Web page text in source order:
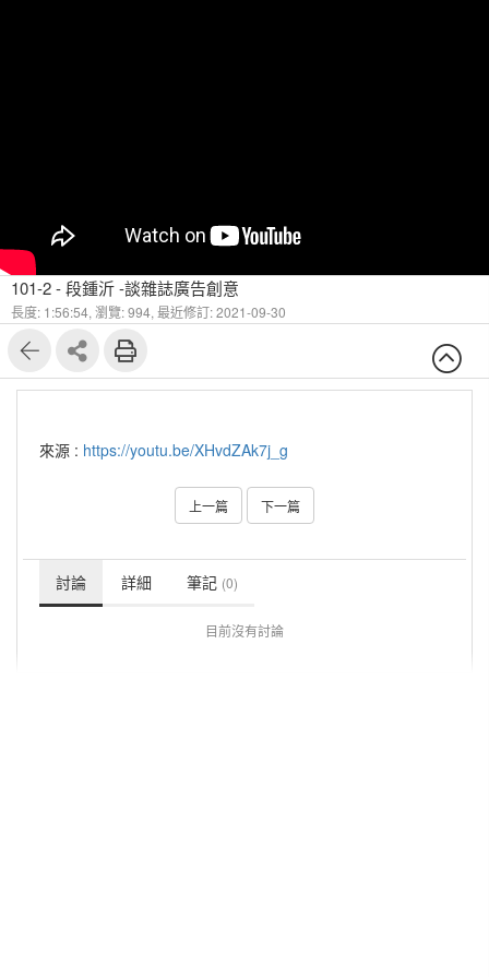
101-2 - 段鍾沂 -談雜誌廣告創意
長度: 1:56:54, 瀏覽: 994, 最近修訂: 2021-09-30
來源 : https://youtu.be/XHvdZAk7j_g
上一篇 下一篇
討論 詳細 筆記 (0)
目前沒有討論